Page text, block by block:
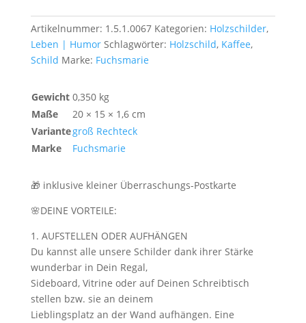
Artikelnummer: 1.5.1.0067 Kategorien: Holzschilder,
Leben | Humor Schlagwörter: Holzschild, Kaffee,
Schild Marke: Fuchsmarie
Gewicht 0,350 kg
Maße
20 × 15 × 1,6 cm
Variantegroß Rechteck
Marke
Fuchsmarie
🎁 inklusive kleiner Überraschungs-Postkarte
🌸DEINE VORTEILE:
1. AUFSTELLEN ODER AUFHÄNGEN
Du kannst alle unsere Schilder dank ihrer Stärke
wunderbar in Dein Regal,
Sideboard, Vitrine oder auf Deinen Schreibtisch
stellen bzw. sie an deinem
Lieblingsplatz an der Wand aufhängen. Eine